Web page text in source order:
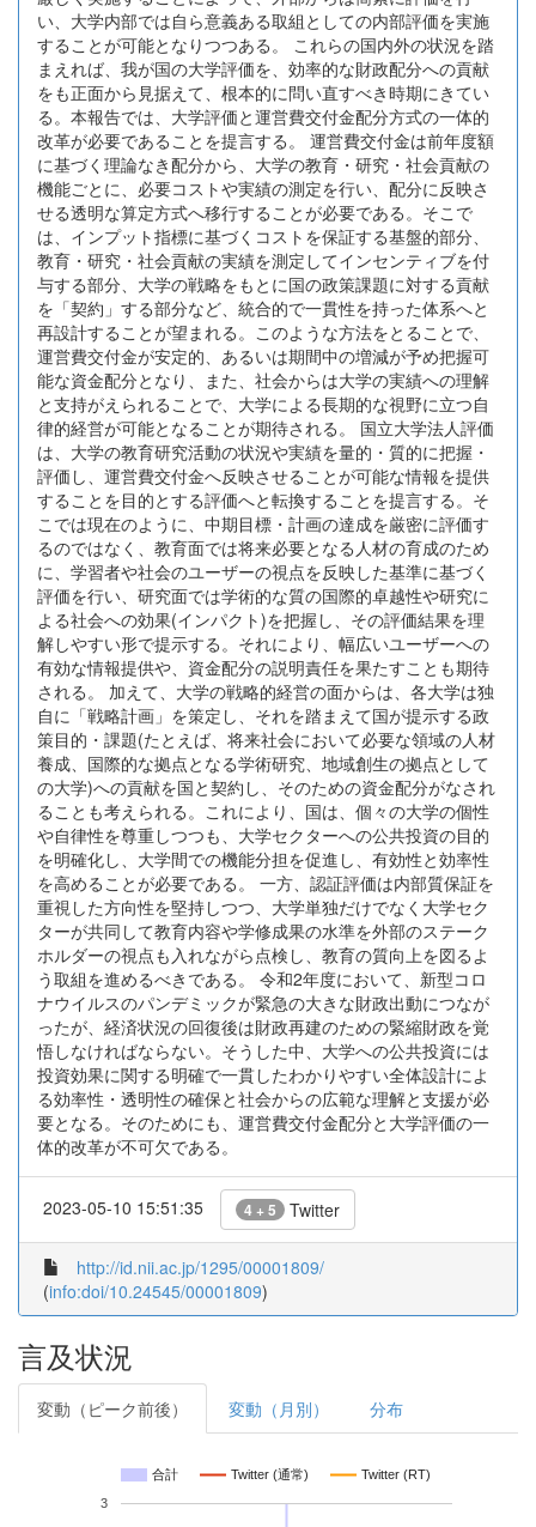
い、大学内部では自ら意義ある取組としての内部評価を実施
することが可能となりつつある。 これらの国内外の状況を踏
まえれば、我が国の大学評価を、効率的な財政配分への貢献
をも正面から見据えて、根本的に問い直すべき時期にきてい
る。本報告では、大学評価と運営費交付金配分方式の一体的
改革が必要であることを提言する。 運営費交付金は前年度額
に基づく理論なき配分から、大学の教育・研究・社会貢献の
機能ごとに、必要コストや実績の測定を行い、配分に反映さ
せる透明な算定方式へ移行することが必要である。そこで
は、インプット指標に基づくコストを保証する基盤的部分、
教育・研究・社会貢献の実績を測定してインセンティブを付
与する部分、大学の戦略をもとに国の政策課題に対する貢献
を「契約」する部分など、統合的で一貫性を持った体系へと
再設計することが望まれる。このような方法をとることで、
運営費交付金が安定的、あるいは期間中の増減が予め把握可
能な資金配分となり、また、社会からは大学の実績への理解
と支持がえられることで、大学による長期的な視野に立つ自
律的経営が可能となることが期待される。 国立大学法人評価
は、大学の教育研究活動の状況や実績を量的・質的に把握・
評価し、運営費交付金へ反映させることが可能な情報を提供
することを目的とする評価へと転換することを提言する。そ
こでは現在のように、中期目標・計画の達成を厳密に評価す
るのではなく、教育面では将来必要となる人材の育成のため
に、学習者や社会のユーザーの視点を反映した基準に基づく
評価を行い、研究面では学術的な質の国際的卓越性や研究に
よる社会への効果(インパクト)を把握し、その評価結果を理
解しやすい形で提示する。それにより、幅広いユーザーへの
有効な情報提供や、資金配分の説明責任を果たすことも期待
される。 加えて、大学の戦略的経営の面からは、各大学は独
自に「戦略計画」を策定し、それを踏まえて国が提示する政
策目的・課題(たとえば、将来社会において必要な領域の人材
養成、国際的な拠点となる学術研究、地域創生の拠点として
の大学)への貢献を国と契約し、そのための資金配分がなされ
ることも考えられる。これにより、国は、個々の大学の個性
や自律性を尊重しつつも、大学セクターへの公共投資の目的
を明確化し、大学間での機能分担を促進し、有効性と効率性
を高めることが必要である。 一方、認証評価は内部質保証を
重視した方向性を堅持しつつ、大学単独だけでなく大学セク
ターが共同して教育内容や学修成果の水準を外部のステーク
ホルダーの視点も入れながら点検し、教育の質向上を図るよ
う取組を進めるべきである。 令和2年度において、新型コロ
ナウイルスのパンデミックが緊急の大きな財政出動につなが
ったが、経済状況の回復後は財政再建のための緊縮財政を覚
悟しなければならない。そうした中、大学への公共投資には
投資効果に関する明確で一貫したわかりやすい全体設計によ
る効率性・透明性の確保と社会からの広範な理解と支援が必
要となる。そのためにも、運営費交付金配分と大学評価の一
体的改革が不可欠である。
2023-05-10 15:51:35 4 + 5 Twitter
http://id.nii.ac.jp/1295/00001809/
(info:doi/10.24545/00001809)
言及状況
変動（ピーク前後） 変動（月別） 分布
合計 Twitter (通常)
Twitter (RT)
3